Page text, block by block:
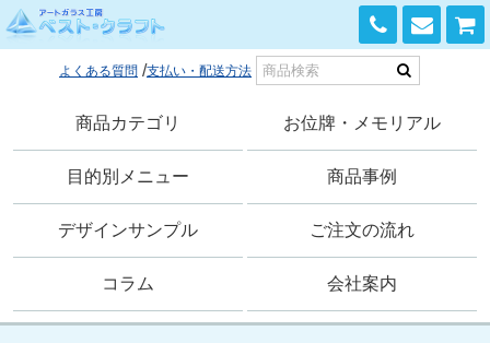
よくある質問 支払い・配送方法
0120-168-741
商品カテゴリ お位牌・メモリアル
目的別メニュー 商品事例
デザインサンプル ご注文の流れ
コラム 会社案内